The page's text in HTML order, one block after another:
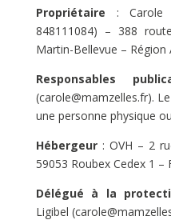
Propriétaire
: Carole
848111084) – 388
Martin-Bellevue – Région
Responsables
(carole@mamzelles.fr).
une personne physique
Hébergeur : OVH – 2
59053 Roubex Cedex 1 –
Délégué à la
Ligibel